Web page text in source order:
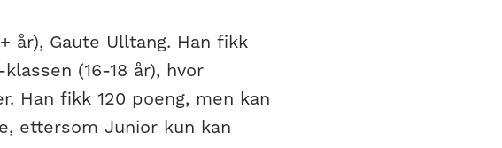
år), Gaute Ulltang. Han fikk
(16-18 år), hvor
Han fikk 120 poeng, men kan
ettersom Junior kun kan